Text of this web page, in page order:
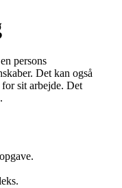
persons
Det kan også
sit arbejde. Det